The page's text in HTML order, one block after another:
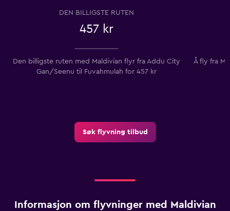
DEN BILLIGSTE RUTEN
457 kr
Den billigste ruten med Maldivian flyr fra Addu City
Gan/Seenu til Fuvahmulah for 457 kr
Å fly fra
Søk flyvning tilbud
Informasjon om flyvninger med Maldivian